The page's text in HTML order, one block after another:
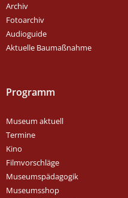
Archiv
Fotoarchiv
Audioguide
Aktuelle Baumaßnahme
Programm
Museum aktuell
Termine
Kino
Filmvorschläge
Museumspädagogik
Museumsshop